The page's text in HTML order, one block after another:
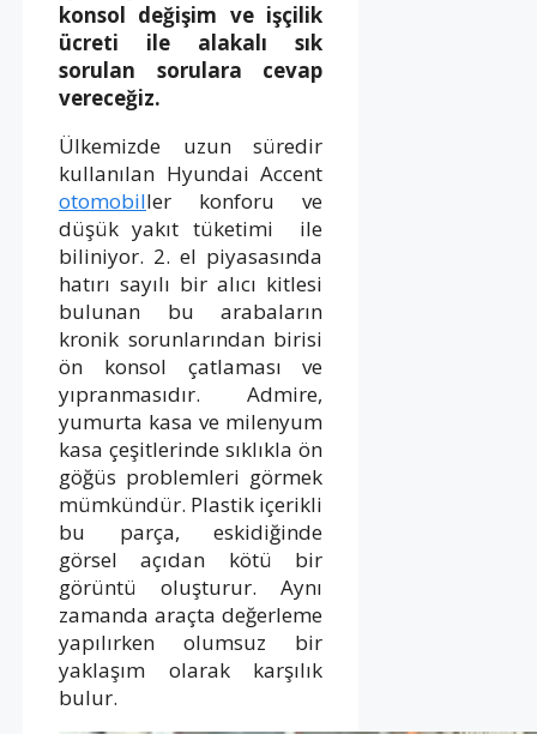
konsol değişim ve işçilik
ücreti ile alakalı sık
sorulan sorulara cevap
vereceğiz.
Ülkemizde uzun süredir
kullanılan Hyundai Accent
otomobiller konforu ve
düşük yakıt tüketimi ile
biliniyor. 2. el piyasasında
hatırı sayılı bir alıcı kitlesi
bulunan bu arabaların
kronik sorunlarından birisi
ön konsol çatlaması ve
yıpranmasıdır. Admire,
yumurta kasa ve milenyum
kasa çeşitlerinde sıklıkla ön
göğüs problemleri görmek
mümkündür. Plastik içerikli
bu parça, eskidiğinde
görsel açıdan kötü bir
görüntü oluşturur. Aynı
zamanda araçta değerleme
yapılırken olumsuz bir
yaklaşım olarak karşılık
bulur.